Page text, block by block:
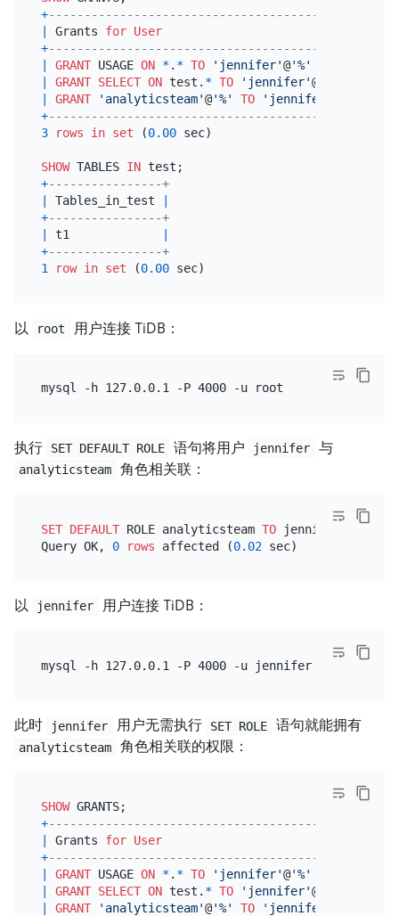
+---------------------------------------------+
Grants for User
+---------------------------------------------+
GRANT USAGE ON *. * TO 'jennifer'@'%'
GRANT SELECT ON test. * TO 'jennifer'@
GRANT 'analyticsteam'@'%' TO 'jennifer'
+---------------------------------------------+
3
rows in set (0.00 sec)
SHOW TABLES IN
+----------------+
Tables_in_test
+----------------+
t1
+----------------+
1
row in set (0.00
以 root 用户连接 TiDB：
执行 SET DEFAULT ROLE 语句将用户 jennifer 与
analyticsteam 角色相关联：
SET DEFAULT ROLE analyticsteam TO jennifer;
Query OK, 0 rows affected (0.02
以 jennifer 用户连接 TiDB：
mysql -h 127.0.0.1 -P 4000 -u jennifer
此时 jennifer 用户无需执行 SET ROLE 语句就能拥有
analyticsteam 角色相关联的权限：
SHOW
+---------------------------------------------+
Grants for User
+---------------------------------------------+
GRANT USAGE ON *. * TO 'jennifer'@'%'
GRANT SELECT ON test. * TO 'jennifer'@
GRANT 'analyticsteam'@'%' TO 'jennifer'